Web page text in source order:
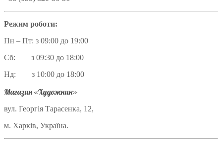
Режим роботи:
Пн – Пт: з 09:00 до 19:00
Сб: з 09:30 до 18:00
Нд: з 10:00 до 18:00
Магазин «Художник»
вул. Георгія Тарасенка, 12,
м. Харків, Україна.